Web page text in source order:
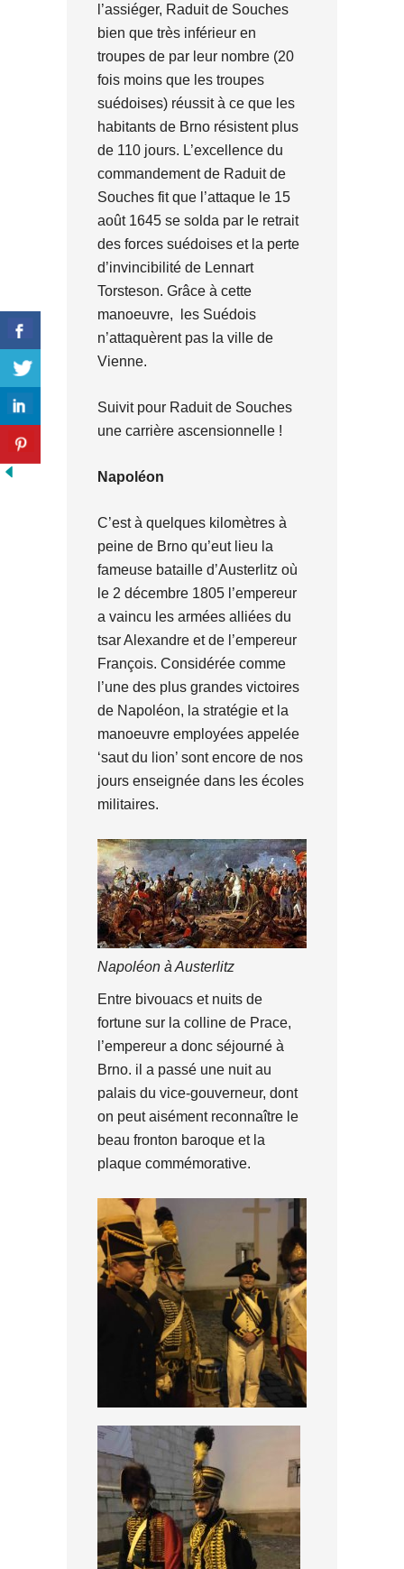
l’assiéger, Raduit de Souches
bien que très inférieur en
troupes de par leur nombre (20
fois moins que les troupes
suédoises) réussit à ce que les
habitants de Brno résistent plus
de 110 jours. L’excellence du
commandement de Raduit de
Souches fit que l’attaque le 15
août 1645 se solda par le retrait
des forces suédoises et la perte
d’invincibilité de Lennart
Torsteson. Grâce à cette
manoeuvre, les Suédois
n’attaquèrent pas la ville de
Vienne.
Suivit pour Raduit de Souches
une carrière ascensionnelle !
Napoléon
C’est à quelques kilomètres à
peine de Brno qu’eut lieu la
fameuse bataille d’Austerlitz où
le 2 décembre 1805 l’empereur
a vaincu les armées alliées du
tsar Alexandre et de l’empereur
François. Considérée comme
l’une des plus grandes victoires
de Napoléon, la stratégie et la
manoeuvre employées appelée
‘saut du lion’ sont encore de nos
jours enseignée dans les écoles
militaires.
Napoléon à Austerlitz
Entre bivouacs et nuits de
fortune sur la colline de Prace,
l’empereur a donc séjourné à
Brno. il a passé une nuit au
palais du vice-gouverneur, dont
on peut aisément reconnaître le
beau fronton baroque et la
plaque commémorative.